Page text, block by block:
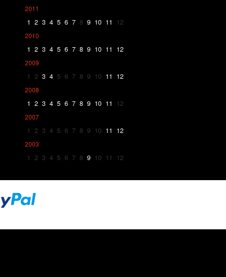
2011
1 2 3 4 5 6 7 8 9 10 11 12
2010
1 2 3 4 5 6 7 8 9 10 11 12
2009
1 2 3 4 5 6 7 8 9 10 11 12
2008
1 2 3 4 5 6 7 8 9 10 11 12
2007
1 2 3 4 5 6 7 8 9 10 11 12
2003
1 2 3 4 5 6 7 8 9 10 11 12